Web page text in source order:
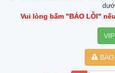
Vui lòng bấm "BÁO LỖI"
VIP